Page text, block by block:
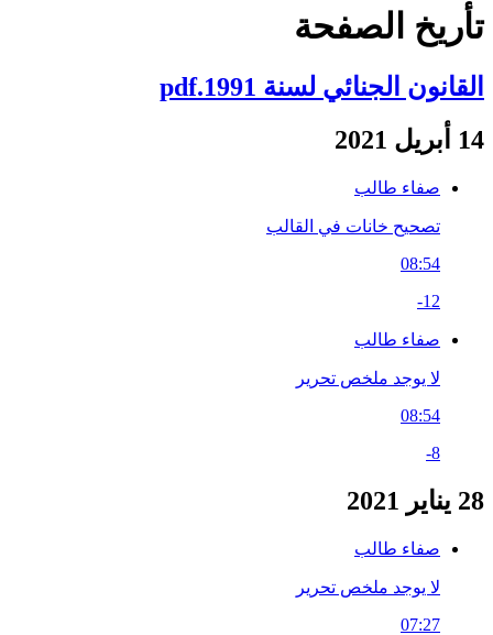
تأريخ الصفحة
القانون الجنائي لسنة 1991.pdf
14 أبريل 2021
صفاء طالب
تصحيح خانات في القالب
08:54
-12
صفاء طالب
لا يوجد ملخص تحرير
08:54
-8
28 يناير 2021
صفاء طالب
لا يوجد ملخص تحرير
07:27